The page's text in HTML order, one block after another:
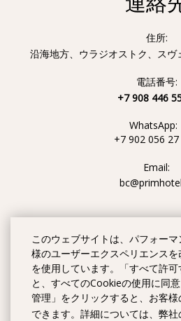
このウェブサイトは、パフォー
様のユーザーエクスペリエンス
を使用しています。「すべて許
と、すべてのCookieの使用に同
管理」をクリックすると、お客
できます。詳細については、弊社
住所:
沿海地方、ウラジオストク、ス
電話番号:
+7 908 446
WhatsApp:
+7 902 056 27
Email: